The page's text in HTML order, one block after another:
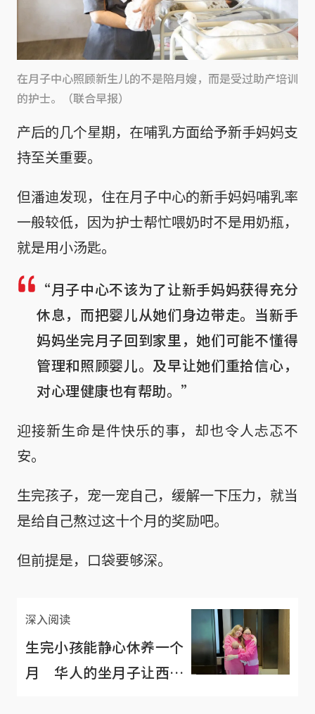
在月子中心照顾新生儿的不是陪月嫂，而是受过助产培训
的护士。（联合早报）
产后的几个星期，在哺乳方面给予新手妈妈支
持至关重要。
但潘迪发现，住在月子中心的新手妈妈哺乳率
一般较低，因为护士帮忙喂奶时不是用奶瓶，
就是用小汤匙。
“月子中心不该为了让新手妈妈获得充分
休息，而把婴儿从她们身边带走。当新手
妈妈坐完月子回到家里，她们可能不懂得
管理和照顾婴儿。及早让她们重拾信心，
对心理健康也有帮助。”
迎接新生命是件快乐的事，却也令人忐忑不
安。
生完孩子，宠一宠自己，缓解一下压力，就当
是给自己熬过这十个月的奖励吧。
但前提是，口袋要够深。
深入阅读
生完小孩能静心休养一个
月 华人的坐月子让西方